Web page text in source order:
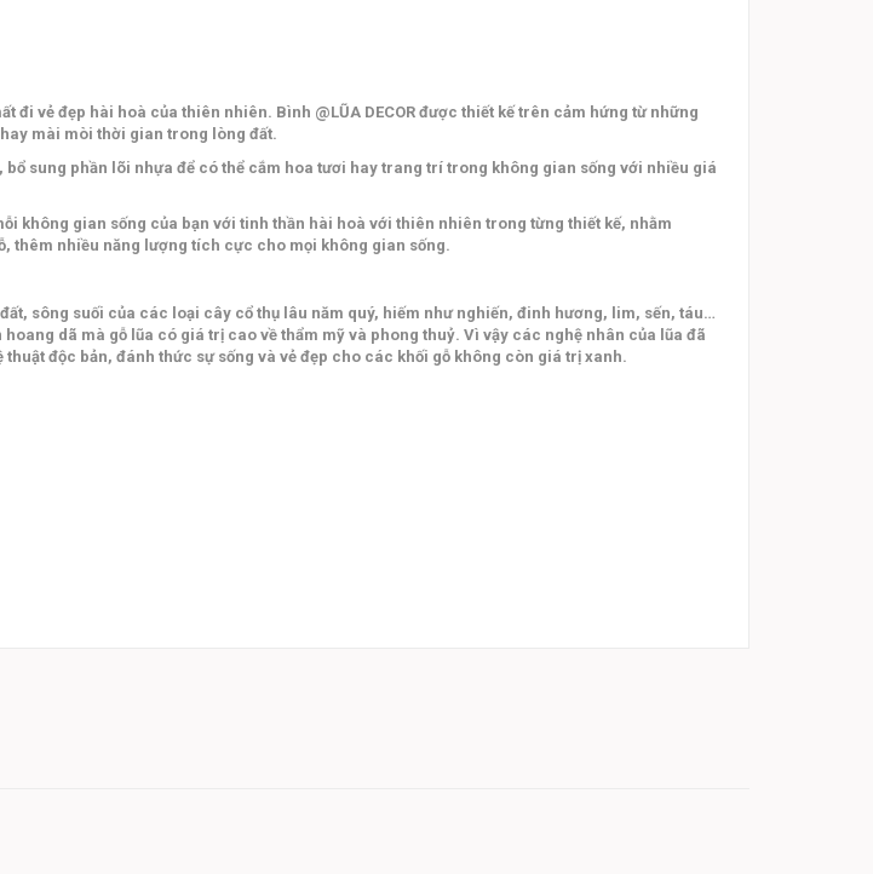
đi vẻ đẹp hài hoà của thiên nhiên. Bình @LŨA DECOR được thiết kế trên cảm hứng từ những
mài mòi thời gian trong lòng đất.
bổ sung phần lõi nhựa để có thể cắm hoa tươi hay trang trí trong không gian sống với nhiều giá
không gian sống của bạn với tinh thần hài hoà với thiên nhiên trong từng thiết kế, nhằm
thêm nhiều năng lượng tích cực cho mọi không gian sống.
sông suối của các loại cây cổ thụ lâu năm quý, hiếm như nghiến, đinh hương, lim, sến, táu…
dã mà gỗ lũa có giá trị cao về thẩm mỹ và phong thuỷ. Vì vậy các nghệ nhân của lũa đã
độc bản, đánh thức sự sống và vẻ đẹp cho các khối gỗ không còn giá trị xanh.